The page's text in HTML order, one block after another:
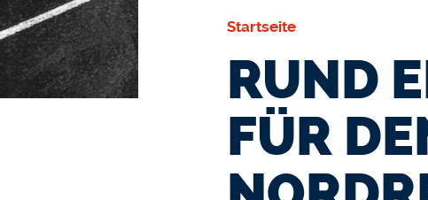
Startseite
RUND
FÜR